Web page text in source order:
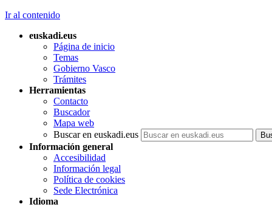
Ir al contenido
euskadi.eus
Página de inicio
Temas
Gobierno Vasco
Trámites
Herramientas
Contacto
Buscador
Mapa web
Buscar en euskadi.eus
Información general
Accesibilidad
Información legal
Política de cookies
Sede Electrónica
Idioma